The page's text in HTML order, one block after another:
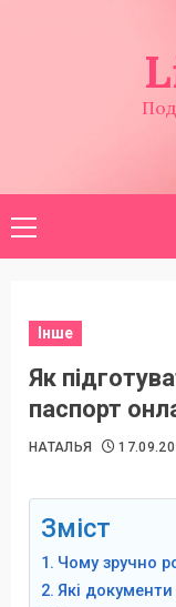
Головне
меню
Інше
Як
паспорт
НАТАЛЬЯ
Зміст
Чому зручно
Які